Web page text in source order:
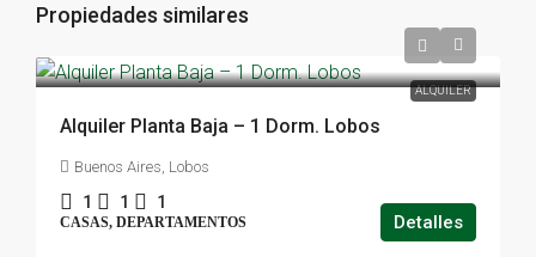
Propiedades similares
ALQUILER
Alquiler Planta Baja – 1 Dorm. Lobos
Buenos Aires, Lobos
1 1 1
CASAS, DEPARTAMENTOS Detalles